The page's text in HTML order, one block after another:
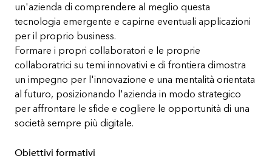
un'azienda di comprendere al meglio questa
tecnologia emergente e capirne eventuali applicazioni
per il proprio business.
Formare i propri collaboratori e le proprie
collaboratrici su temi innovativi e di frontiera dimostra
un impegno per l'innovazione e una mentalità orientata
al futuro, posizionando l'azienda in modo strategico
per affrontare le sfide e cogliere le opportunità di una
società sempre più digitale.
Obiettivi formativi